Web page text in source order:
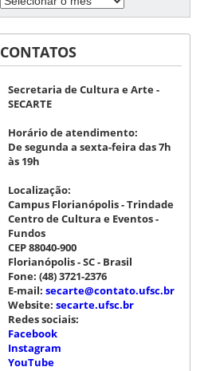
CONTATOS
Secretaria de Cultura e Arte -
SECARTE
Horário de atendimento:
De segunda a sexta-feira das 7h
às 19h
Localização:
Campus Florianópolis - Trindade
Centro de Cultura e Eventos -
Fundos
CEP 88040-900
Florianópolis - SC - Brasil
Fone: (48) 3721-2376
E-mail: secarte@contato.ufsc.br
Website: secarte.ufsc.br
Redes sociais:
Facebook
Instagram
YouTube